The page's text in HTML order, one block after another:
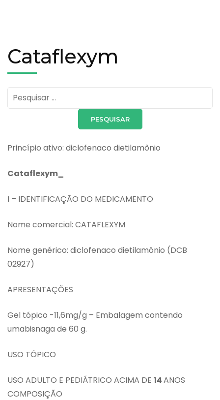
Cataflexym
Pesquisar
por:
Princípio ativo: diclofenaco dietilamônio
Cataflexym_
I – IDENTIFICAÇÃO DO MEDICAMENTO
Nome comercial: CATAFLEXYM
Nome genérico: diclofenaco dietilamônio (DCB
02927)
APRESENTAÇÕES
Gel tópico -11,6mg/g – Embalagem contendo
umabisnaga de 60 g.
USO TÓPICO
USO ADULTO E PEDIÁTRICO ACIMA DE 14ANOS
COMPOSIÇÃO